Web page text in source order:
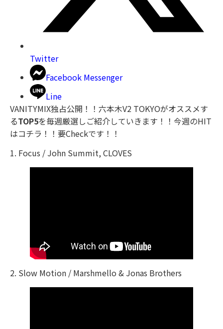
Twitter
Facebook Messenger
Line
VANITYMIX独占公開！！六本木V2 TOKYOがオススメす
るTOP5を毎週厳選しご紹介していきます！！今週のHIT
はコチラ！！要Checkです！！
1. Focus / John Summit, CLOVES
2. Slow Motion / Marshmello & Jonas Brothers